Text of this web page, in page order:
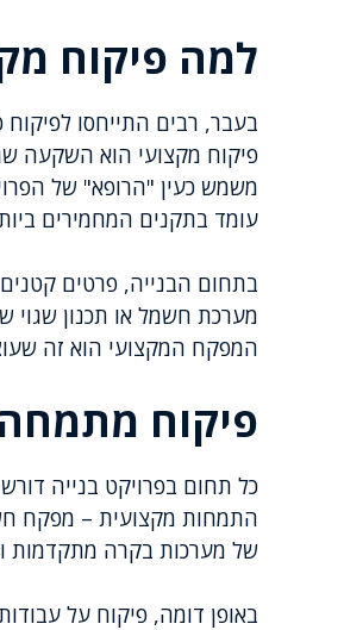
למה פיקוח
בעבר, רבים התייחסו
פיקוח מקצועי הוא השקעה
משמש כעין "הרופא" של
עומד בתקנים המחמירים
בתחום הבנייה, פרטים קטנים
מערכת חשמל או תכנון שגוי
המפקח המקצועי הוא זה
פיקוח
כל תחום בפרויקט בנייה דורש
התמחות מקצועית – מפקח
של מערכות בקרה מתקדמות
באופן דומה, פיקוח על